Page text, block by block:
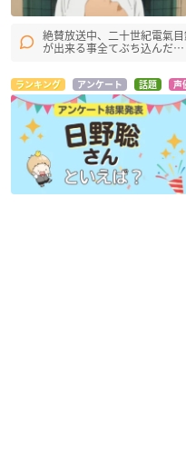
絶賛放送中、二十世紀電氣
が出来る事全てぶち込んだ…
ランキング アンケート 話題 声